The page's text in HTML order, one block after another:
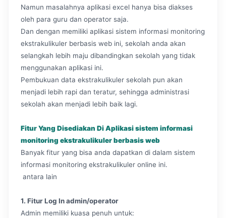
Namun masalahnya aplikasi excel hanya bisa diakses
oleh para guru dan operator saja.
Dan dengan memiliki aplikasi sistem informasi monitoring
ekstrakulikuler berbasis web ini, sekolah anda akan
selangkah lebih maju dibandingkan sekolah yang tidak
menggunakan aplikasi ini.
Pembukuan data ekstrakulikuler sekolah pun akan
menjadi lebih rapi dan teratur, sehingga administrasi
sekolah akan menjadi lebih baik lagi.
Fitur Yang Disediakan Di Aplikasi sistem informasi
monitoring ekstrakulikuler berbasis web
Banyak fitur yang bisa anda dapatkan di dalam sistem
informasi monitoring ekstrakulikuler online ini.
antara lain
1. Fitur Log In admin/operator
Admin memiliki kuasa penuh untuk: